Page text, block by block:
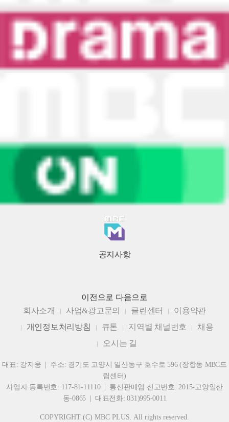
공지사항
이전으로 다음으로
회사소개
사업&광고문의 클린센터
이용약관
개인정보처리방침
큐톤 지역별 채널번호
채용
오시는 길
대표: 강지웅 | 주소: 경기도 고양시 일산동구 호수로 596 (장항동 MBC드
림센터)
사업자 등록번호: 117-81-11110 | 통신판매업 신고번호: 2015-고양일산
동-0865 | 대표전화: 031)995-0011
COPYRIGHT (C) MBC PLUS. All rights reserved.